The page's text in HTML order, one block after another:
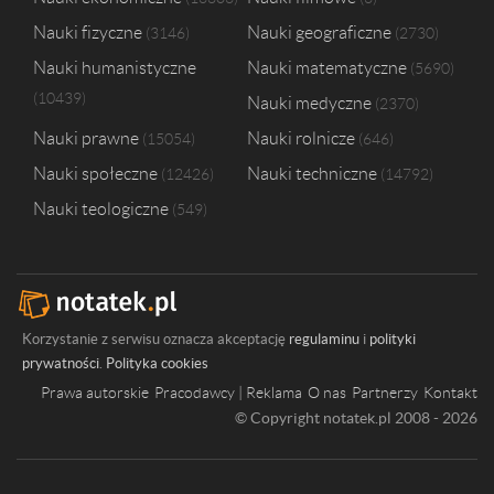
Uniwersytet Kardynała Stefana Wyszyńskiego w Warszawie1
Uniwersytet Medyczny w Łodzi 1
Uniwersytet Mikołaja Kopernika w Toruniu1
Nauki fizyczne 3146 Nauki geograficzne 2730
Nauki humanistyczne
10439
Nauki matematyczne 5690
Nauki medyczne 2370
Nauki prawne 15054 Nauki rolnicze 646
Nauki społeczne 12426 Nauki techniczne 14792
Nauki teologiczne 549
Korzystanie z serwisu oznacza akceptację regulaminu i polityki
prywatności. Polityka cookies
Prawa autorskie Pracodawcy | Reklama O nas Partnerzy Kontakt
© Copyright notatek.pl 2008 - 2026